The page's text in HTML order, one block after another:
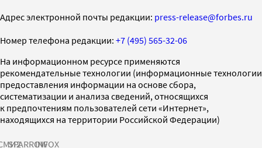
Адрес электронной почты редакции: press-release@forbes.ru
Номер телефона редакции: +7 (495) 565-32-06
На информационном ресурсе применяются
рекомендательные технологии (информационные технологии
предоставления информации на основе сбора,
систематизации и анализа сведений, относящихся
к предпочтениям пользователей сети «Интернет»,
находящихся на территории Российской Федерации)
SPARROWINFOX